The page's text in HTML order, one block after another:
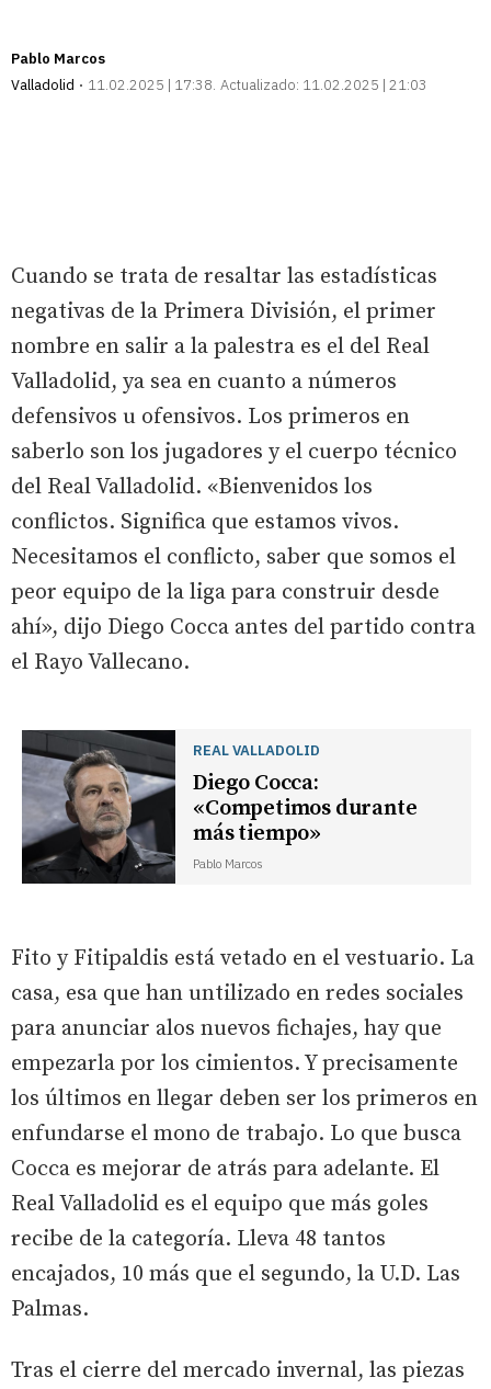
Pablo Marcos
Valladolid
11.02.2025 | 17:38 Actualizado: 11.02.2025 | 21:03
Cuando se trata de resaltar las estadísticas
negativas de la Primera División, el primer
nombre en salir a la palestra es el del Real
Valladolid, ya sea en cuanto a números
defensivos u ofensivos. Los primeros en
saberlo son los jugadores y el cuerpo técnico
del Real Valladolid. «Bienvenidos los
conflictos. Significa que estamos vivos.
Necesitamos el conflicto, saber que somos el
peor equipo de la liga para construir desde
ahí», dijo Diego Cocca antes del partido contra
el Rayo Vallecano.
REAL VALLADOLID
Diego Cocca:
«Competimos durante
más tiempo»
Pablo Marcos
Fito y Fitipaldis está vetado en el vestuario. La
casa, esa que han untilizado en redes sociales
para anunciar alos nuevos fichajes, hay que
empezarla por los cimientos. Y precisamente
los últimos en llegar deben ser los primeros en
enfundarse el mono de trabajo. Lo que busca
Cocca es mejorar de atrás para adelante. El
Real Valladolid es el equipo que más goles
recibe de la categoría. Lleva 48 tantos
encajados, 10 más que el segundo, la U.D. Las
Palmas.
Tras el cierre del mercado invernal, las piezas